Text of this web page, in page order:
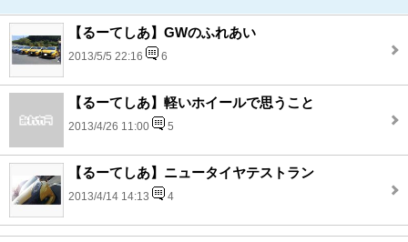
【るーてしあ】GWのふれあい
2013/5/5 22:16 6
【るーてしあ】軽いホイールで思うこと
2013/4/26 11:00 5
【るーてしあ】ニュータイヤテストラン
2013/4/14 14:13 4